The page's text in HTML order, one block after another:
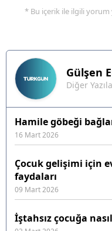
* Bu içerik ile ilgili yorum
Gülşen
Diğer
Hamile göbeği
16 Mart 2026
Çocuk gelişimi için
faydaları
09 Mart 2026
İştahsız çocuğa